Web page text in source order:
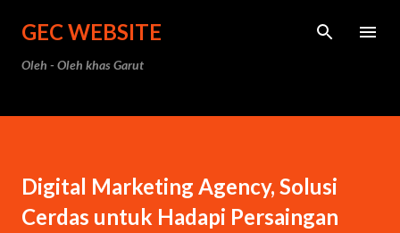
Langsung ke konten utama
GEC WEBSITE
Oleh - Oleh khas Garut
Digital Marketing Agency, Solusi
Cerdas untuk Hadapi Persaingan